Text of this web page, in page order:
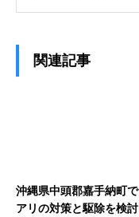
関連記事
沖縄県中頭郡嘉手納町
アリの対策と駆除を検